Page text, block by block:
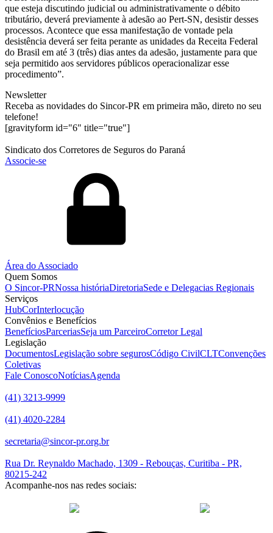
que esteja discutindo judicial ou administrativamente o débito
tributário, deverá previamente à adesão ao Pert-SN, desistir desses
processos. Acontece que essa manifestação de vontade pela
desistência deverá ser feita perante as unidades da Receita Federal
do Brasil em até 3 (três) dias antes da adesão, justamente para que
seja permitido aos servidores públicos operacionalizar esse
procedimento”.
Newsletter
Receba as novidades do Sincor-PR em primeira mão, direto no seu
telefone!
[gravityform id="6" title="true"]
Sindicato dos Corretores de Seguros do Paraná
Associe-se
Área do Associado
Quem Somos
O Sincor-PRNossa históriaDiretoriaSede e Delegacias Regionais
Serviços
HubCorInterlocução
Convênios e Benefícios
BenefíciosParceriasSeja um ParceiroCorretor Legal
Legislação
DocumentosLegislação sobre segurosCódigo CivilCLTConvenções
Coletivas
Fale ConoscoNotíciasAgenda
(41) 3213-9999
(41) 4020-2284
secretaria@sincor-pr.org.br
Rua Dr. Reynaldo Machado, 1309 - Rebouças, Curitiba - PR,
80215-242
Acompanhe-nos nas redes sociais: